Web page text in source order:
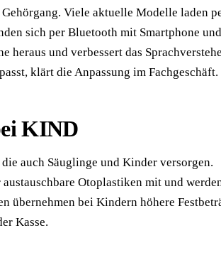
Viele aktuelle Modelle laden
sich per Bluetooth mit Smartphone und
heraus und verbessert das
klärt die Anpassung im Fachgeschäft.
KIND
auch Säuglinge und Kinder versorgen.
Otoplastiken mit und
übernehmen bei Kindern höhere
Kasse.